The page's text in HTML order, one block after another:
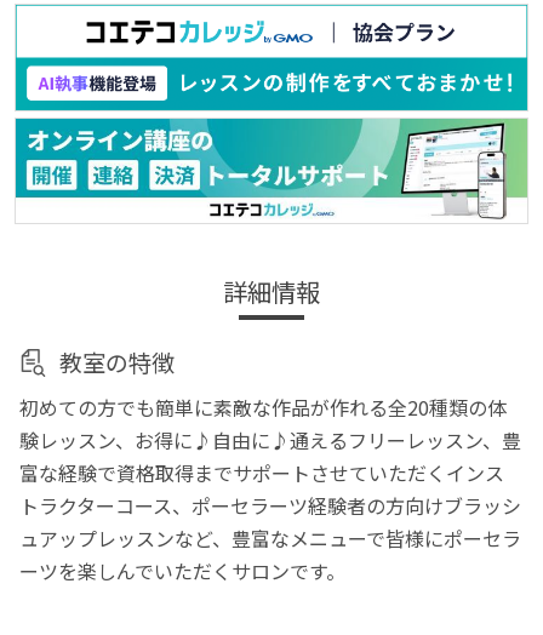
詳細情報
教室の特徴
初めての方でも簡単に素敵な作品が作れる全20種類の体
験レッスン、お得に♪自由に♪通えるフリーレッスン、豊
富な経験で資格取得までサポートさせていただくインス
トラクターコース、ポーセラーツ経験者の方向けブラッシ
ュアップレッスンなど、豊富なメニューで皆様にポーセラ
ーツを楽しんでいただくサロンです。